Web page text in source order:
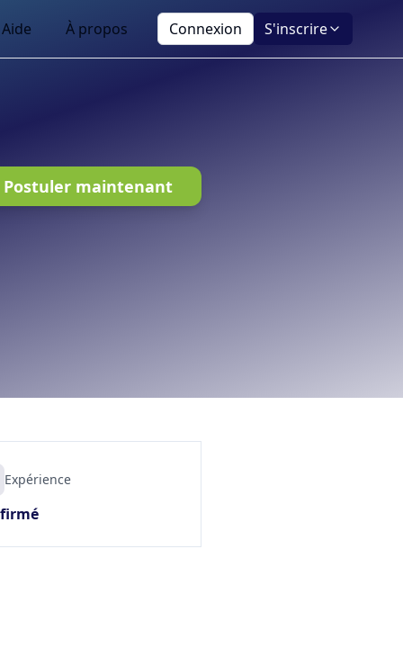
Aide À propos Connexion S'inscrire
Postuler maintenant
Expérience